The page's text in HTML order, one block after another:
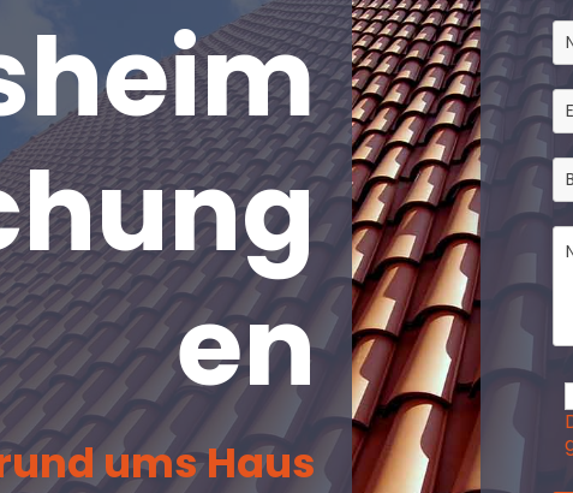
en
ums Haus